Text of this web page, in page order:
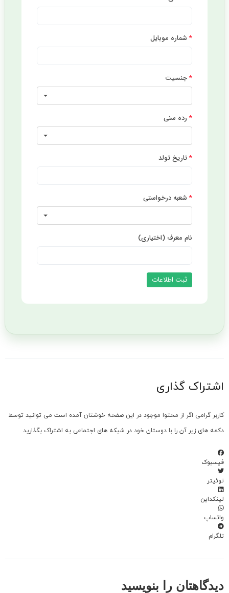
اشتراک گذاری
کاربر گرامی اگر از محتوا موجود در این صفحه خوشتان آمده است می توانید توسط
دکمه های زیر آن را با دوستان خود در شبکه های اجتماعی به اشتراک بگذارید
فیسبوک
توئیتر
لینکداین
واتساپ
تلگرام
دیدگاهتان را بنویسید